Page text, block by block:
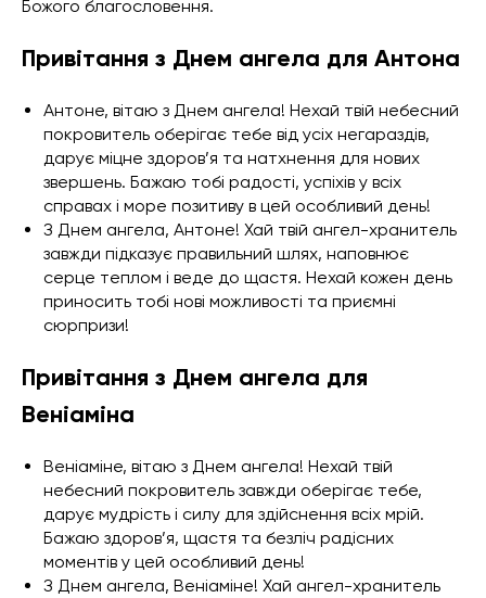
Божого благословення.
Привітання з Днем ангела для Антона
Антоне, вітаю з Днем ангела! Нехай твій небесний
покровитель оберігає тебе від усіх негараздів,
дарує міцне здоров’я та натхнення для нових
звершень. Бажаю тобі радості, успіхів у всіх
справах і море позитиву в цей особливий день!
З Днем ангела, Антоне! Хай твій ангел-хранитель
завжди підказує правильний шлях, наповнює
серце теплом і веде до щастя. Нехай кожен день
приносить тобі нові можливості та приємні
сюрпризи!
Привітання з Днем ангела для
Веніаміна
Веніаміне, вітаю з Днем ангела! Нехай твій
небесний покровитель завжди оберігає тебе,
дарує мудрість і силу для здійснення всіх мрій.
Бажаю здоров’я, щастя та безліч радісних
моментів у цей особливий день!
З Днем ангела, Веніаміне! Хай ангел-хранитель